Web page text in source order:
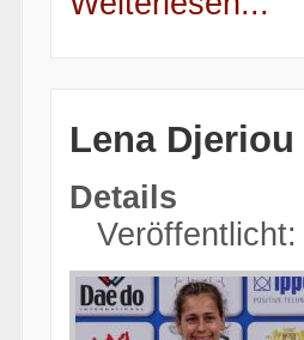
Lena
Details